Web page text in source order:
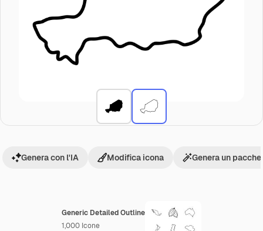
Generic Detailed Outline
1,000 Icone
Genera con l'IA Modifica icona Genera un